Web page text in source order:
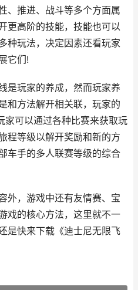
、推进、战斗等多个方面属
更高阶的技能，技能也可以
种玩法，决定因素还看玩家
它们!
玩家的养成，然而玩家养
和方法解开相关联，玩家的
家可以通过各种比赛来获取玩
程等级以解开奖励和新的方
车手的多人联赛等级的综合
，游戏中还有友情赛、宝
戏的核心方法，这里就不一
是快来下载《迪士尼无限飞